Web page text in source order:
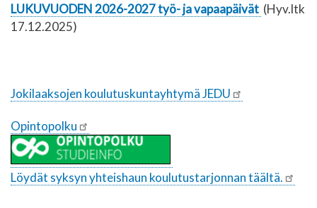
LUKUVUODEN 2026-2027 työ- ja vapaapäivät (Hyv.ltk
17.12.2025)
Jokilaaksojen koulutuskuntayhtymä JEDU
Opintopolku
Löydät syksyn yhteishaun koulutustarjonnan täältä.